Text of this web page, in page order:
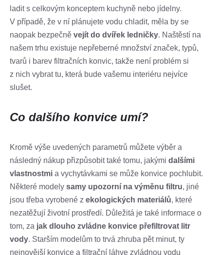
ladit s celkovým konceptem kuchyně nebo jídelny.
V případě, že v ní plánujete vodu chladit, měla by se
naopak bezpečně vejít do dvířek ledničky. Naštěstí na
našem trhu existuje nepřeberné množství značek, typů,
tvarů i barev filtračních konvic, takže není problém si
z nich vybrat tu, která bude vašemu interiéru nejvíce
slušet.
Co dalšího konvice umí?
Kromě výše uvedených parametrů můžete výběr a
následný nákup přizpůsobit také tomu, jakými dalšími
vlastnostmi a vychytávkami se může konvice pochlubit.
Některé modely samy upozorní na výměnu filtru, jiné
jsou třeba vyrobené z ekologických materiálů, které
nezatěžují životní prostředí. Důležitá je také informace o
tom, za jak dlouho zvládne konvice přefiltrovat litr
vody. Starším modelům to trvá zhruba pět minut, ty
nejnovější konvice a filtrační láhve zvládnou vodu